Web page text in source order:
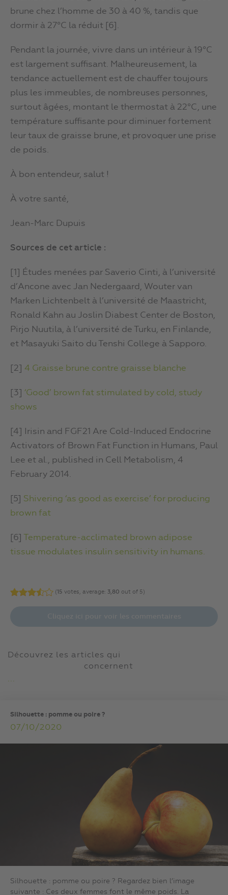
brune chez l’homme de 30 à 40 %, tandis que
dormir à 27°C la réduit [6].
Pendant la journée, vivre dans un intérieur à 19°C
est largement suffisant. Malheureusement, la
tendance actuellement est de chauffer toujours
plus les immeubles, de nombreuses personnes,
surtout âgées, montant le thermostat à 22°C, une
température suffisante pour diminuer fortement
leur taux de graisse brune, et provoquer une prise
de poids.
À bon entendeur, salut !
À votre santé,
Jean-Marc Dupuis
Sources de cet article :
[1] Études menées par Saverio Cinti, à l’université
d’Ancone avec Jan Nedergaard, Wouter van
Marken Lichtenbelt à l’université de Maastricht,
Ronald Kahn au Joslin Diabest Center de Boston,
Pirjo Nuutila, à l’université de Turku, en Finlande,
et Masayuki Saito du Tenshi College à Sapporo.
[2] 4 Graisse brune contre graisse blanche
[3] ‘Good’ brown fat stimulated by cold, study
shows
[4] Irisin and FGF21 Are Cold-Induced Endocrine
Activators of Brown Fat Function in Humans, Paul
Lee et al., published in Cell Metabolism, 4
February 2014.
[5] Shivering ‘as good as exercise’ for producing
brown fat
[6]
Temperature-acclimated brown adipose
tissue modulates insulin sensitivity in humans.
(15 votes, average: 3,80 out of 5)
Découvrez les articles qui
concernent
...
Silhouette : pomme ou poire ?
07/10/2020
Silhouette : pomme ou poire ? Regardez bien l’image
suivante : Ces deux femmes font le même poids. La